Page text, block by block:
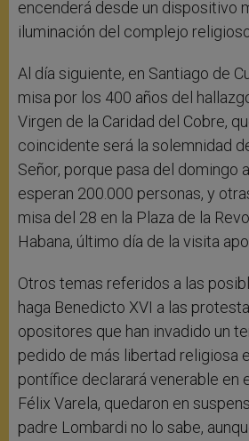
encenderá desde un dispositivo
iluminación del complejo
Al día siguiente, en Santiago de
misa por los 400 años del
Virgen de la Caridad del Cobre,
coincidente será la solemnidad
Señor, porque pasa del domingo
esperan 200.000 personas, y
misa del 28 en la Plaza de la
Habana, último día de la visita
Otros temas referidos a las
haga Benedicto XVI a las
opositores que han invadido un
pedido de más libertad religiosa
pontífice declarará venerable en
Félix Varela, quedaron en
padre Lombardi no lo sabe,